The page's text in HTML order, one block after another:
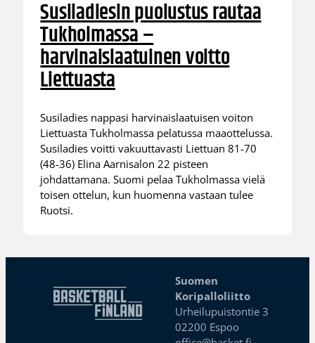
Susiladiesin puolustus rautaa
Tukholmassa –
harvinaislaatuinen voitto
Liettuasta
Susiladies nappasi harvinaislaatuisen voiton
Liettuasta Tukholmassa pelatussa maaottelussa.
Susiladies voitti vakuuttavasti Liettuan 81-70
(48-36) Elina Aarnisalon 22 pisteen
johdattamana. Suomi pelaa Tukholmassa vielä
toisen ottelun, kun huomenna vastaan tulee
Ruotsi.
Suomen
Koripalloliitto
Urheilupuistontie 3
02200 Espoo